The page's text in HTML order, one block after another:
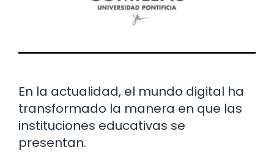
En la actualidad, el mundo digital ha
transformado la manera en que las
instituciones educativas se
presentan.